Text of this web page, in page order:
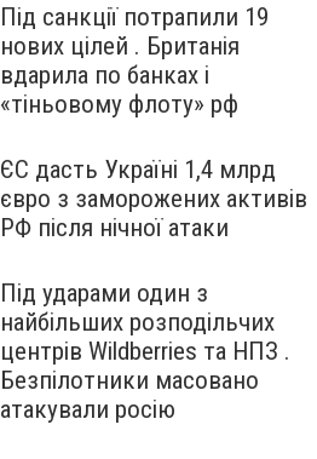
Під санкції потрапили 19
нових цілей . Британія
вдарила по банках і
«тіньовому флоту» рф
ЄС дасть Україні 1,4 млрд
євро з заморожених активів
РФ після нічної атаки
Під ударами один з
найбільших розподільчих
центрів Wildberries та НПЗ .
Безпілотники масовано
атакували росію